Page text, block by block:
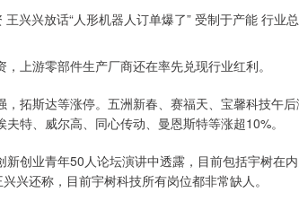
游零部件生产厂商还在率先兑现行业红利。
斯达等涨停。五洲新春、赛福天、宝馨科技午后
特、威尔高、同心传动、曼恩斯特等涨超10%。
创业青年50人论坛演讲中透露，目前包括宇树在
兴还称，目前宇树科技所有岗位都非常缺人。